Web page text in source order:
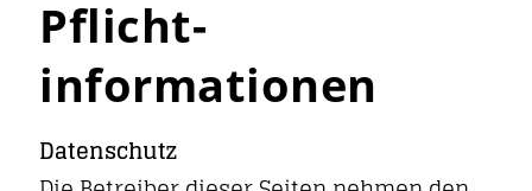
Pflicht­
informationen
Datenschutz